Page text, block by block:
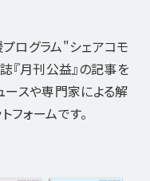
ログラム"シェアコモ
月刊公益』の記事を
ースや専門家による解
ォームです。